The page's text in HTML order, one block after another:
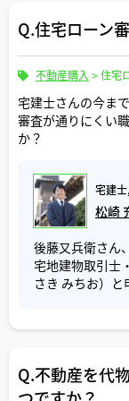
ただし、決済日
費・住み替え計
まうことになる
裕を持って段取
ご参考にしてい
宅建士としては
はなく、お客様
など買付申込み
思います。
お客様の検討が
スは十分ありえ
契約手続当日に
方にとっても機
ん。
宅建士は重要事
くの労力を使い
駄になってしま
以上、ご参考に
重要事項説明時
売主、買主が署
刷し直して差し
売主、買主が署
い表記と「◯字
主、買主に二重
二重線の上から
であれば、訂正
に正しい表記を
◯字加入」の記
くことで訂正す
記載ミスが複数
効率的です。
Q.住宅ローン
不動産購入 >住宅
宅建士さんの今ま
審査が通りにくい
か？
宅建
松崎
後藤又兵衛さん
宅地建物取引士
さき みちお）と
住宅ローンの審
上、ご相談を多
Q.不動産を代